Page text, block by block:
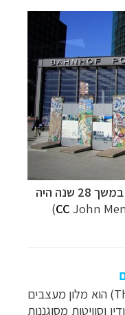
שרידי החומה בכיכר פוטסדאם, במשך 28 שנה היה
CC John
)
)הוא מלון מעצבים
וסוויטות מסוגננות